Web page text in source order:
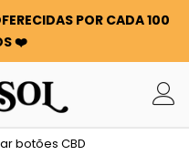
POR CADA 100
❤️
botões CBD